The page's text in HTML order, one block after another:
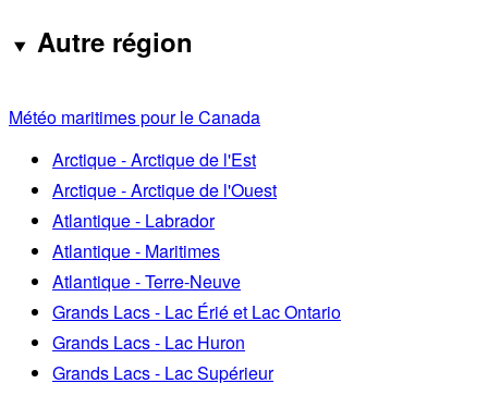
Autre région
Météo maritimes pour le Canada
Arctique - Arctique de l'Est
Arctique - Arctique de l'Ouest
Atlantique - Labrador
Atlantique - Maritimes
Atlantique - Terre-Neuve
Grands Lacs - Lac Érié et Lac Ontario
Grands Lacs - Lac Huron
Grands Lacs - Lac Supérieur